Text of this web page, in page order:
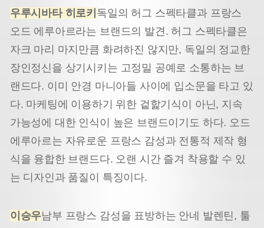
우루시바타 히로키 독일의 허그 스펙타클과 프랑스
오드 에루아르라는 브랜드의 발견. 허그 스펙타클은
자크 마리 마지만큼 화려하진 않지만, 독일의 정교한
장인정신을 상기시키는 고정밀 공예로 소통하는 브
랜드다. 이미 안경 마니아들 사이에 입소문을 타고 있
다. 마케팅에 이용하기 위한 겉핥기식이 아닌, 지속
가능성에 대한 인식이 높은 브랜드이기도 하다. 오드
에루아르는 자유로운 프랑스 감성과 전통적 제작 형
식을 융합한 브랜드다. 오랜 시간 즐겨 착용할 수 있
는 디자인과 품질이 특징이다.
이승우남부 프랑스 감성을 표방하는 안네 발렌틴, 툴